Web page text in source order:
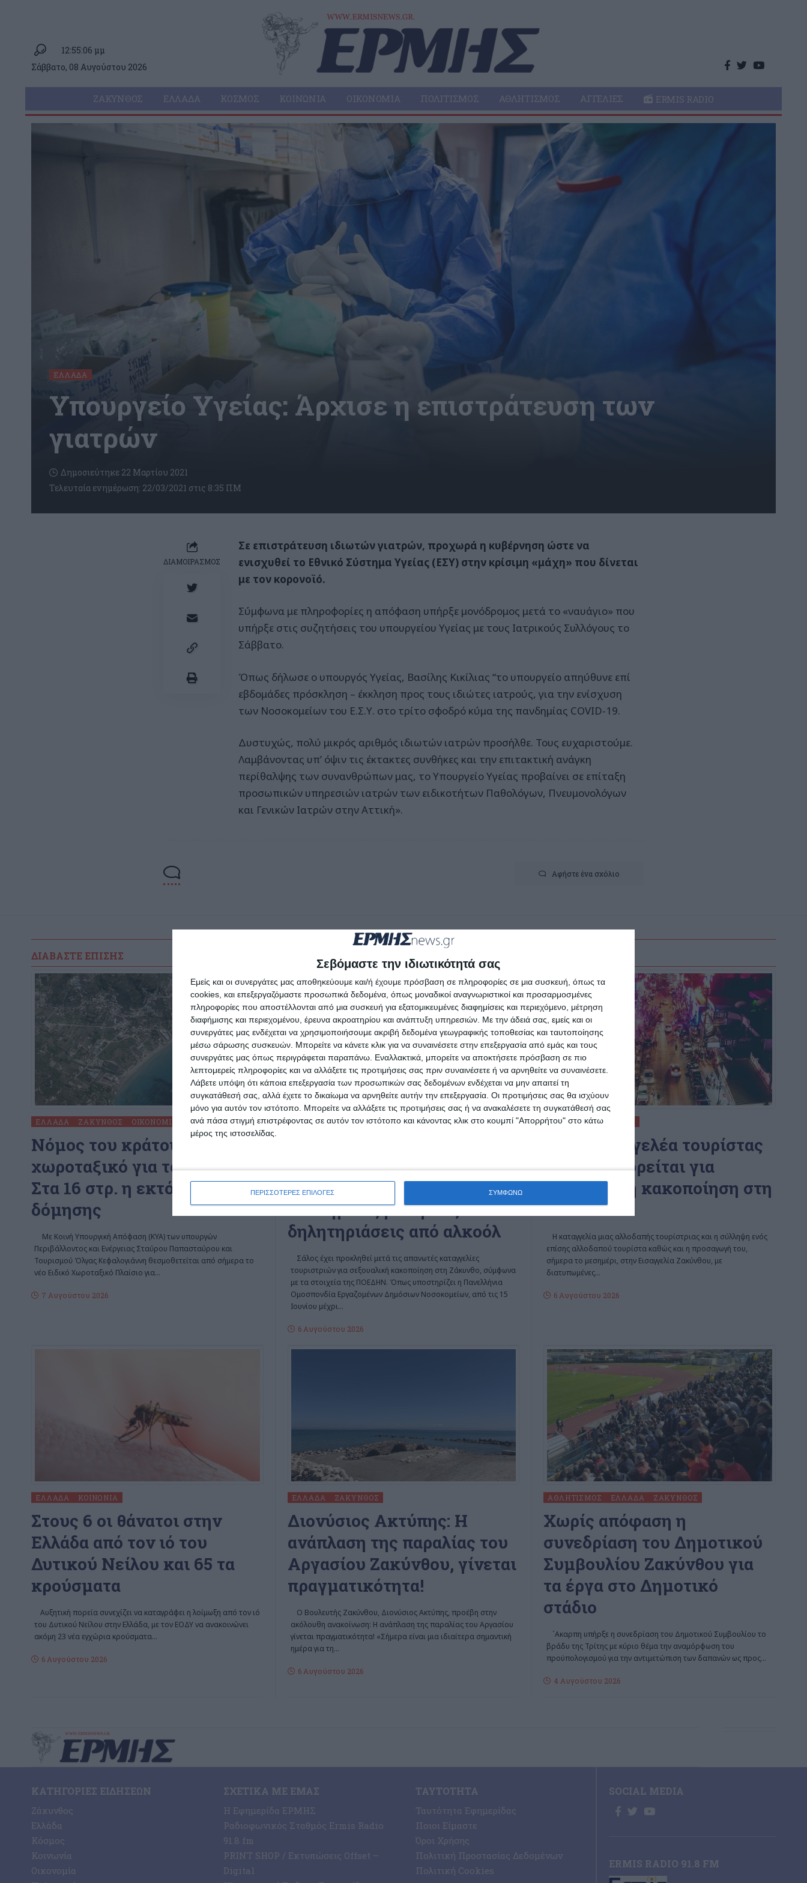
Σεβόμαστε την ιδιωτικότητά σας
Εμείς και οι συνεργάτες μας αποθηκεύουμε και/ή έχουμε πρόσβαση σε πληροφορίες σε μια συσκευή, όπως τα
cookies, και επεξεργαζόμαστε προσωπικά δεδομένα, όπως μοναδικοί αναγνωριστικοί και προσαρμοσμένες
πληροφορίες που αποστέλλονται από μια συσκευή για εξατομικευμένες διαφημίσεις και περιεχόμενο, μέτρηση
διαφήμισης και περιεχομένου, έρευνα ακροατηρίου και ανάπτυξη υπηρεσιών. Με την άδειά σας, εμείς και οι
συνεργάτες μας ενδέχεται να χρησιμοποιήσουμε ακριβή δεδομένα γεωγραφικής τοποθεσίας και ταυτοποίησης
μέσω σάρωσης συσκευών. Μπορείτε να κάνετε κλικ για να συναινέσετε στην επεξεργασία από εμάς και τους
συνεργάτες μας όπως περιγράφεται παραπάνω. Εναλλακτικά, μπορείτε να αποκτήσετε πρόσβαση σε πιο
λεπτομερείς πληροφορίες και να αλλάξετε τις προτιμήσεις σας πριν συναινέσετε ή να αρνηθείτε να συναινέσετε.
Λάβετε υπόψη ότι κάποια επεξεργασία των προσωπικών σας δεδομένων ενδέχεται να μην απαιτεί τη
συγκατάθεσή σας, αλλά έχετε το δικαίωμα να αρνηθείτε αυτήν την επεξεργασία. Οι προτιμήσεις σας θα ισχύουν
μόνο για αυτόν τον ιστότοπο. Μπορείτε να αλλάξετε τις προτιμήσεις σας ή να ανακαλέσετε τη συγκατάθεσή σας
ανά πάσα στιγμή επιστρέφοντας σε αυτόν τον ιστότοπο και κάνοντας κλικ στο κουμπί "Απορρήτου" στο κάτω
μέρος της ιστοσελίδας.
ΠΕΡΙΣΣΟΤΕΡΕΣ ΕΠΙΛΟΓΕΣ ΣΥΜΦΩΝΩ
12:55:06 μμ
Σάββατο, 08 Αυγούστου 2026
ΖΆΚΥΝΘΟΣ ΕΛΛΆΔΑ ΚΌΣΜΟΣ ΚΟΙΝΩΝΊΑ ΟΙΚΟΝΟΜΊΑ ΠΟΛΙΤΙΣΜΌΣ ΑΘΛΗΤΙΣΜΌΣ ΑΓΓΕΛΊΕΣ ERMIS RADIO
ΕΛΛΆΔΑ
Υπουργείο Υγείας: Άρχισε η επιστράτευση των
γιατρών
Τελευταία ενημέρωση: 22/03/2021 στις 8:35 ΠΜ
Δημοσιεύτηκε 22 Μαρτίου 2021
ΔΙΑΜΟΙΡΑΣΜΟΣ
Σε επιστράτευση ιδιωτών γιατρών, προχωρά η κυβέρνηση ώστε να
ενισχυθεί το Εθνικό Σύστημα Υγείας (ΕΣΥ) στην κρίσιμη «μάχη» που δίνεται
με τον κορονοϊό.
Σύμφωνα με πληροφορίες η απόφαση υπήρξε μονόδρομος μετά το «ναυάγιο» που
υπήρξε στις συζητήσεις του υπουργείου Υγείας με τους Ιατρικούς Συλλόγους το
Σάββατο.
Όπως δήλωσε ο υπουργός Υγείας, Βασίλης Κικίλιας “το υπουργείο απηύθυνε επί
εβδομάδες πρόσκληση – έκκληση προς τους ιδιώτες ιατρούς, για την ενίσχυση
των Νοσοκομείων του Ε.Σ.Υ. στο τρίτο σφοδρό κύμα της πανδημίας COVID-19.
Δυστυχώς, πολύ μικρός αριθμός ιδιωτών ιατρών προσήλθε. Τους ευχαριστούμε.
Λαμβάνοντας υπ’ όψιν τις έκτακτες συνθήκες και την επιτακτική ανάγκη
περίθαλψης των συνανθρώπων μας, το Υπουργείο Υγείας προβαίνει σε επίταξη
προσωπικών υπηρεσιών ιατρών των ειδικοτήτων Παθολόγων, Πνευμονολόγων
και Γενικών Ιατρών στην Αττική».
Αφήστε ένα σχόλιο
ΔΙΑΒΆΣΤΕ ΕΠΊΣΗΣ
ΕΛΛΆΔΑ ΖΆΚΥΝΘΟΣ ΟΙΚΟΝΟΜΊΑ
Nόμος του κράτους το
χωροταξικό για το τουρισμό.
Στα 16 στρ. η εκτός σχεδίου
δόμησης
Με Κοινή Υπουργική Απόφαση (ΚΥΑ) των υπουργών
Περιβάλλοντος και Ενέργειας Σταύρου Παπασταύρου και
Τουρισμού Όλγας Κεφαλογιάννη θεσμοθετείται από σήμερα το
νέο Ειδικό Χωροταξικό Πλαίσιο για…
7 Αυγούστου 2026
ΕΛΛΆΔΑ ΖΆΚΥΝΘΟΣ ΚΟΙΝΩΝΊΑ
Ζακύνθου είναι σε διαρκή
εφημερία από τροχαία
ατυχήματα, βιασμούς και
δηλητηριάσεις από αλκοόλ
Σάλος έχει προκληθεί μετά τις απανωτές καταγγελίες
τουριστριών για σεξουαλική κακοποίηση στη Ζάκυνθο, σύμφωνα
με τα στοιχεία της ΠΟΕΔΗΝ. Όπως υποστηρίζει η Πανελλήνια
Ομοσπονδία Εργαζομένων Δημόσιων Νοσοκομείων, από τις 15
Ιουνίου μέχρι…
6 Αυγούστου 2026
ΕΛΛΆΔΑ ΖΆΚΥΝΘΟΣ
Στον Εισαγγελέα τουρίστας
που κατηγορείται για
σεξουαλική κακοποίηση στη
Ζάκυνθο
Η καταγγελία μιας αλλοδαπής τουρίστριας και η σύλληψη ενός
επίσης αλλοδαπού τουρίστα καθώς και η προσαγωγή του,
σήμερα το μεσημέρι, στην Εισαγγελία Ζακύνθου, με
διατυπωμένες…
6 Αυγούστου 2026
ΕΛΛΆΔΑ ΚΟΙΝΩΝΊΑ
Στους 6 οι θάνατοι στην
Ελλάδα από τον ιό του
Δυτικού Νείλου και 65 τα
κρούσματα
Αυξητική πορεία συνεχίζει να καταγράφει η λοίμωξη από τον ιό
του Δυτικού Νείλου στην Ελλάδα, με τον ΕΟΔΥ να ανακοινώνει
ακόμη 23 νέα εγχώρια κρούσματα…
6 Αυγούστου 2026
ΕΛΛΆΔΑ ΖΆΚΥΝΘΟΣ
Διονύσιος Ακτύπης: Η
ανάπλαση της παραλίας του
Αργασίου Ζακύνθου, γίνεται
πραγματικότητα!
Ο Βουλευτής Ζακύνθου, Διονύσιος Ακτύπης, προέβη στην
ακόλουθη ανακοίνωση: Η ανάπλαση της παραλίας του Αργασίου
γίνεται πραγματικότητα! «Σήμερα είναι μια ιδιαίτερα σημαντική
ημέρα για τη…
6 Αυγούστου 2026
ΑΘΛΗΤΙΣΜΌΣ ΕΛΛΆΔΑ ΖΆΚΥΝΘΟΣ
Χωρίς απόφαση η
συνεδρίαση του Δημοτικού
Συμβουλίου Ζακύνθου για
τα έργα στο Δημοτικό
στάδιο
΄Aκαρπη υπήρξε η συνεδρίαση του Δημοτικού Συμβουλίου το
βράδυ της Τρίτης με κύριο θέμα την αναμόρφωση του
προϋπολογισμού για την αντιμετώπιση των δαπανών ως προς…
4 Αυγούστου 2026
ΚΑΤΗΓΟΡΊΕΣ ΕΙΔΉΣΕΩΝ
Ζάκυνθος
Ελλάδα
Κόσμος
Κοινωνία
Οικονομία
ΣΧΕΤΙΚΆ ΜΕ ΕΜΆΣ
Η Εφημερίδα ΕΡΜΗΣ
Ραδιοφωνικός Σταθμός Ermis Radio
91.8 fm
PRINT SHOP / Εκτυπώσεις Offset –
Digital
ΤΑΥΤΌΤΗΤΑ
Ταυτότητα Εφημερίδας
Ποιοι Είμαστε
Όροι Χρήσης
Πολιτική Προστασίας Δεδομένων
Πολιτική Cookies
SOCIAL MEDIA
ERMIS RADIO 91.8 FM